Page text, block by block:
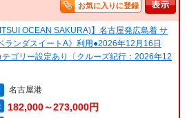
お気に入りに登録
OCEAN SAKURA)】名古屋発広島着 サ
ランダスイートA》利用●2026年12月16日
ゴリー設定あり〔クルーズ紀行：2026年12
名古屋港
182,000～273,000円